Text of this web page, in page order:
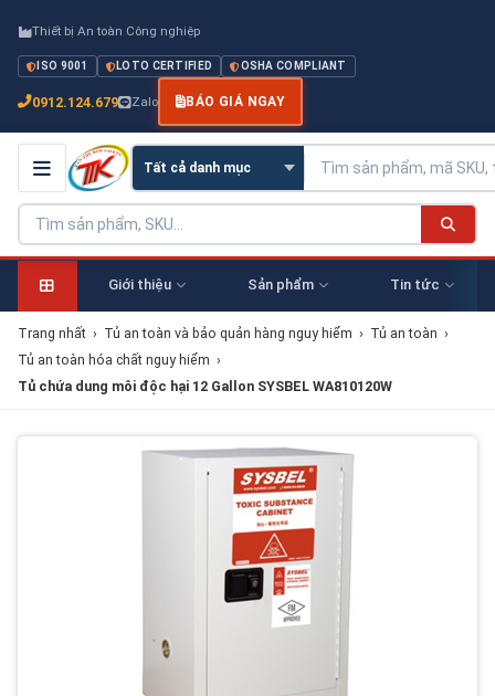
Thiết bị An toàn Công nghiệp
ISO 9001 LOTO CERTIFIED OSHA COMPLIANT
0912.124.679 Zalo BÁO GIÁ NGAY
Giới thiệu Sản phẩm Tin tức
Trang nhất › Tủ an toàn và bảo quản hàng nguy hiểm › Tủ an toàn ›
Tủ an toàn hóa chất nguy hiểm ›
Tủ chứa dung môi độc hại 12 Gallon SYSBEL WA810120W